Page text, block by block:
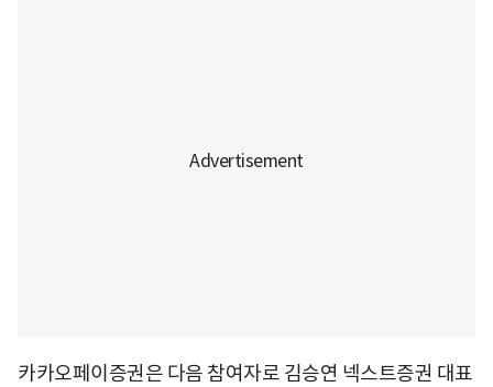
카카오페이증권은 다음 참여자로 김승연 넥스트증권 대표